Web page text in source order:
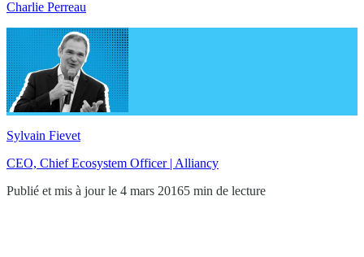
Charlie Perreau
Sylvain Fievet
CEO, Chief Ecosystem Officer | Alliancy
Publié et mis à jour le 4 mars 20165 min de lecture